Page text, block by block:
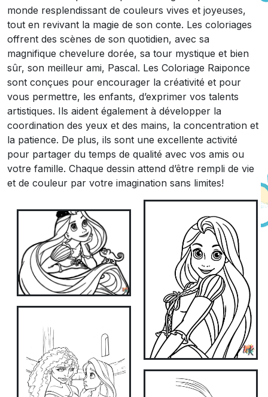
monde resplendissant de couleurs vives et joyeuses,
tout en revivant la magie de son conte. Les coloriages
offrent des scènes de son quotidien, avec sa
magnifique chevelure dorée, sa tour mystique et bien
sûr, son meilleur ami, Pascal. Les Coloriage Raiponce
sont conçues pour encourager la créativité et pour
vous permettre, les enfants, d’exprimer vos talents
artistiques. Ils aident également à développer la
coordination des yeux et des mains, la concentration et
la patience. De plus, ils sont une excellente activité
pour partager du temps de qualité avec vos amis ou
votre famille. Chaque dessin attend d’être rempli de vie
et de couleur par votre imagination sans limites!